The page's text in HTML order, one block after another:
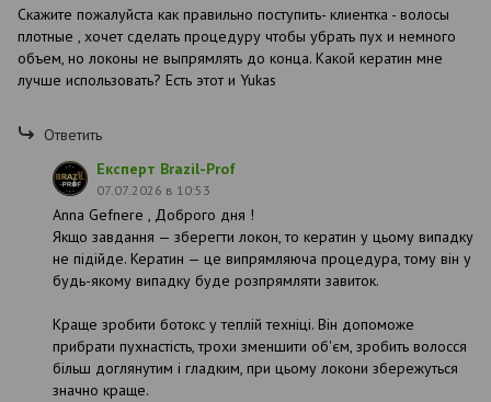
Скажите пожалуйста как правильно поступить- клиентка - волосы
плотные , хочет сделать процедуру чтобы убрать пух и немного
объем, но локоны не выпрямлять до конца. Какой кератин мне
лучше использовать? Есть этот и Yukas
Ответить
Експерт Brazil-Prof
07.07.2026 в 10:53
Anna Gefnere , Доброго дня !
Якщо завдання — зберегти локон, то кератин у цьому випадку
не підійде. Кератин — це випрямляюча процедура, тому він у
будь-якому випадку буде розпрямляти завиток.
Краще зробити ботокс у теплій техніці. Він допоможе
прибрати пухнастість, трохи зменшити об'єм, зробить волосся
більш доглянутим і гладким, при цьому локони збережуться
значно краще.